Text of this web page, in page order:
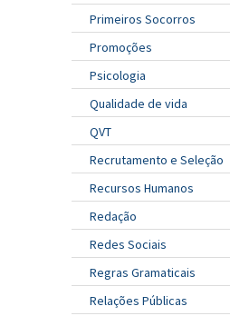
Primeiros Socorros
Promoções
Psicologia
Qualidade de vida
QVT
Recrutamento e Seleção
Recursos Humanos
Redação
Redes Sociais
Regras Gramaticais
Relações Públicas